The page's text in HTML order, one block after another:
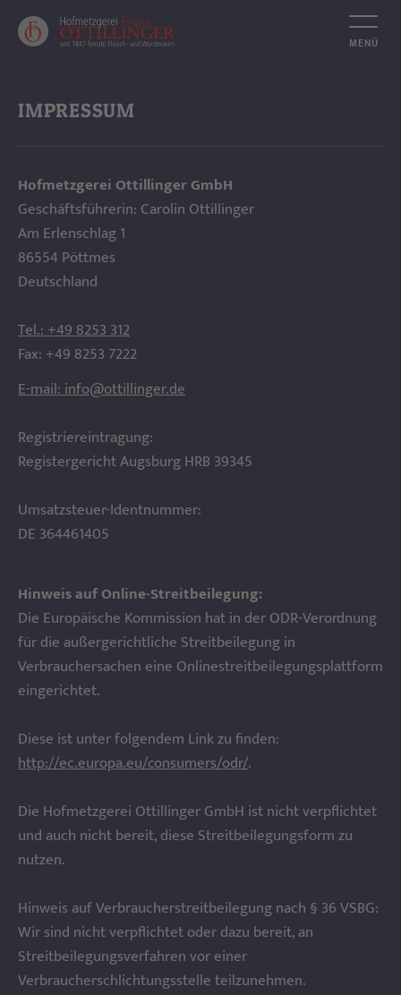
UNSER FLEISCH
ANGEBOTE
JOBS
IMPRESSUM
Hofmetzgerei Ottillinger GmbH
Geschäftsführerin: Carolin Ottillinger
Am Erlenschlag 1
86554 Pöttmes
Deutschland
Tel.: +49 8253 312
Fax: +49 8253 7222
E-mail:info@ottillinger.de
Registriereintragung:
Registergericht Augsburg HRB 39345
Umsatzsteuer-Identnummer:
DE 364461405
Hinweis auf Online-Streitbeilegung:
Die Europäische Kommission hat in der ODR-Verordnung
für die außergerichtliche Streitbeilegung in
Verbrauchersachen eine Onlinestreitbeilegungsplattform
eingerichtet.
Diese ist unter folgendem Link zu finden:
http://ec.europa.eu/consumers/odr/.
Die Hofmetzgerei Ottillinger GmbH ist nicht verpflichtet
und auch nicht bereit, diese Streitbeilegungsform zu
nutzen.
Hinweis auf Verbraucherstreitbeilegung nach § 36 VSBG:
Wir sind nicht verpflichtet oder dazu bereit, an
Streitbeilegungsverfahren vor einer
Verbraucherschlichtungsstelle teilzunehmen.